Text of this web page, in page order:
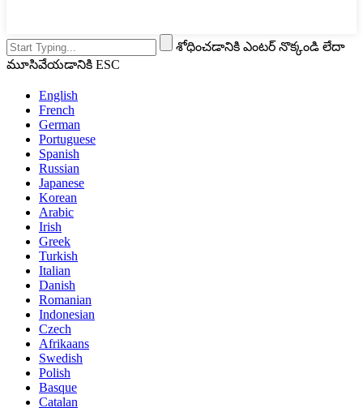
శోధించడానికి ఎంటర్ నొక్కండి లేదా
మూసివేయడానికి ESC
English
French
German
Portuguese
Spanish
Russian
Japanese
Korean
Arabic
Irish
Greek
Turkish
Italian
Danish
Romanian
Indonesian
Czech
Afrikaans
Swedish
Polish
Basque
Catalan